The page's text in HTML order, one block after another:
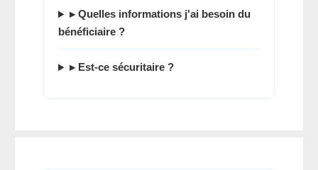
▸ Quelles informations j'ai besoin du
bénéficiaire ?
▸ Est-ce sécuritaire ?